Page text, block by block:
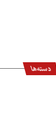
دسته‌ها